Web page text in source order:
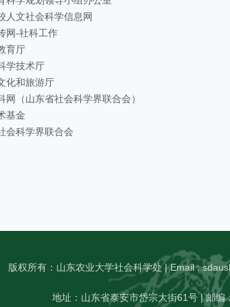
人文社会科学信息网
网-社科工作
育厅
学技术厅
化和旅游厅
网（山东省社会科学界联合会）
基金
会科学界联合会
版权所有：山东农业大学社会科学处 | Email :
地址：山东省泰安市岱宗大街61号 | 邮